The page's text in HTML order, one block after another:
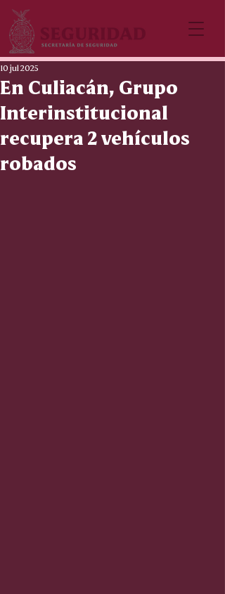
En Culiacán, Grupo
Interinstitucional
recupera 2 vehículos
robados
10 jul 2025